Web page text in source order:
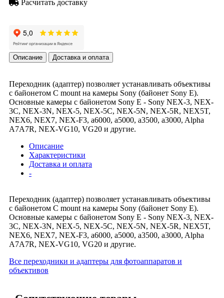
Расчитать доставку
Описание Доставка и оплата
Переходник (адаптер) позволяет устанавливать объективы
с байонетом C mount на камеры Sony (байонет Sony E).
Основные камеры с байонетом Sony E - Sony NEX-3, NEX-
3C, NEX-3N, NEX-5, NEX-5C, NEX-5N, NEX-5R, NEX5T,
NEX6, NEX7, NEX-F3, a6000, a5000, a3500, a3000, Alpha
A7A7R, NEX-VG10, VG20 и другие.
Описание
Характеристики
Доставка и оплата
-
Переходник (адаптер) позволяет устанавливать объективы
с байонетом C mount на камеры Sony (байонет Sony E).
Основные камеры с байонетом Sony E - Sony NEX-3, NEX-
3C, NEX-3N, NEX-5, NEX-5C, NEX-5N, NEX-5R, NEX5T,
NEX6, NEX7, NEX-F3, a6000, a5000, a3500, a3000, Alpha
A7A7R, NEX-VG10, VG20 и другие.
Все переходники и адаптеры для фотоаппаратов и
объективов